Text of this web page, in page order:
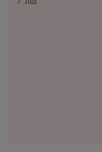
10話